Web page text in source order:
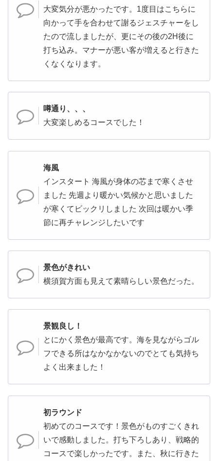
大変気分が悪かったです。1度目はこちらに
向かって手を合わせて謝るジェスチャーをし
たので流しましたが、更にその後の2H後に
打ち込み。マナーが悪い客が増えると行きた
くなくなります。
噂通り、、、
大変楽しめるコースでした！
海風
インスタート 海風が身体の芯まで寒くさせ
ました 先週より暖かい気候かと思いました
が寒くてビックリしました 次回は暖かい季
節に再チャレンジしたいです
景色がきれい
横須賀方面も見えて素晴らしい景色だった。
景観良し！
とにかく景色が最高です。海を見ながらゴル
フできる所はなかなかないのでとても気持ち
よく出来ました！
初ラウンド
初めてのコースです！景色がものすごくきれ
いで感動しました。打ち下ろしあり、戦略的
コースで楽しかったです。また、秋に行きた